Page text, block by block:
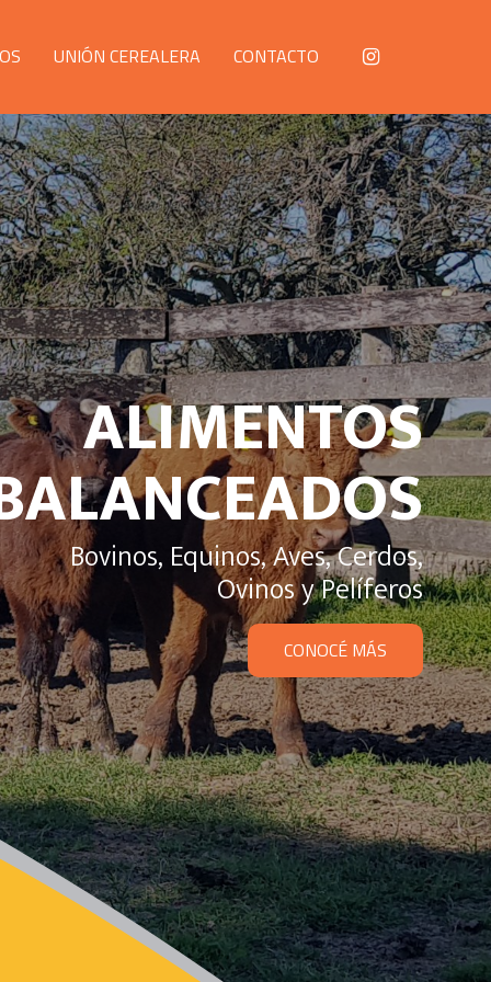
UNIÓN CEREALERA CONTACTO
Bovinos, Equinos, Aves, Cerdos,
Ovinos y Pelíferos
ALIMENTOS
CONOCÉ MÁS